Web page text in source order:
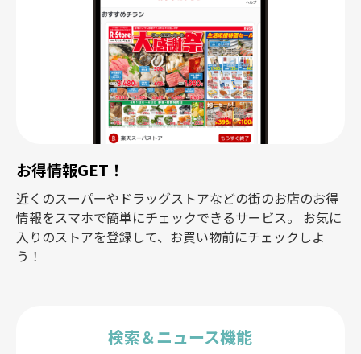
お得情報GET！
近くのスーパーやドラッグストアなどの街のお店のお得
情報をスマホで簡単にチェックできるサービス。 お気に
入りのストアを登録して、お買い物前にチェックしよ
う！
検索＆ニュース機能